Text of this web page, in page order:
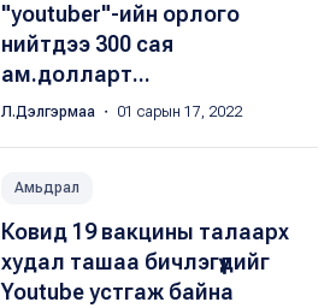
"youtuber"-ийн орлого
нийтдээ 300 сая
ам.долларт...
Л.Дэлгэрмаа ・ 01 сарын 17, 2022
Амьдрал
Ковид 19 вакцины талаарх
худал ташаа бичлэгүүдийг
Youtube устгаж байна